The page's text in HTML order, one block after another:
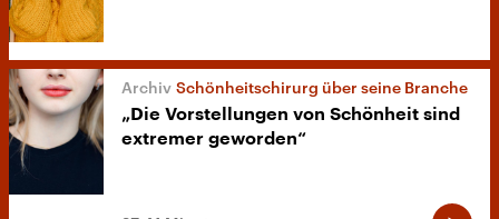
Schönheitschirurg über seine Branche
„Die Vorstellungen von Schönheit sind
extremer geworden“